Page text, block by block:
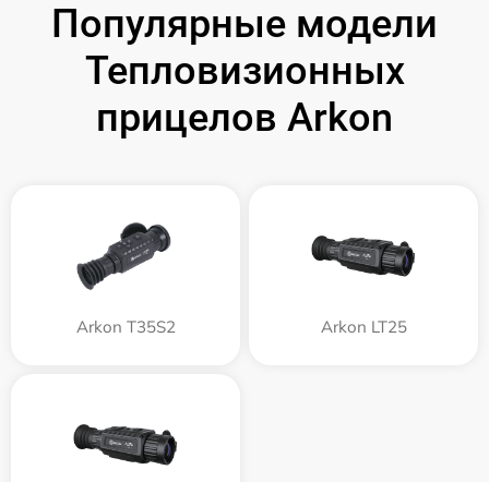
Популярные модели
Тепловизионных
прицелов Arkon
Arkon T35S2 Arkon LT25